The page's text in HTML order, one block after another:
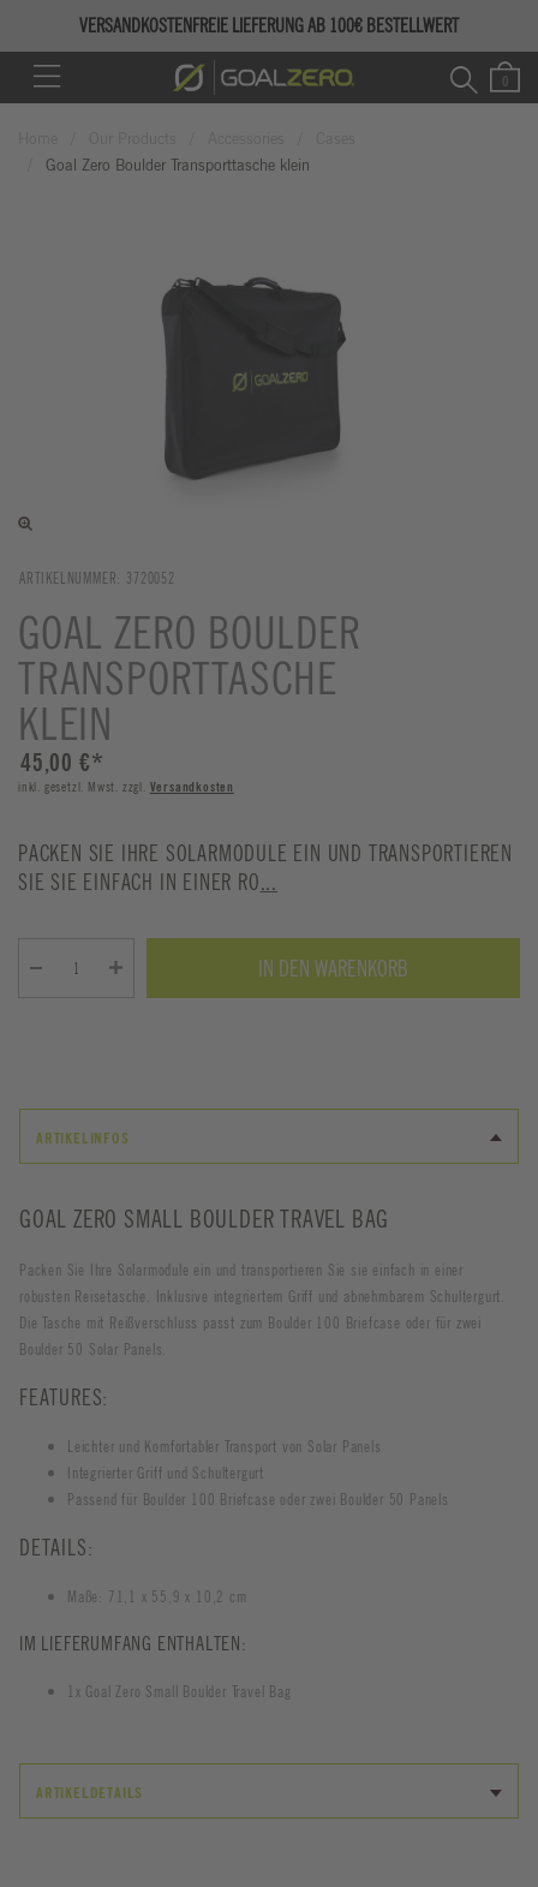
VERSANDKOSTENFREIE LIEFERUNG AB 100€ BESTELLWERT
Goal Zero Boulder Transporttasche klein
ARTIKELNUMMER: 3720052
GOAL ZERO BOULDER
TRANSPORTTASCHE
KLEIN
45,00 €*
inkl. gesetzl. Mwst. zzgl. Versandkosten
PACKEN SIE IHRE SOLARMODULE EIN UND TRANSPORTIEREN
SIE SIE EINFACH IN EINER RO...
IN DEN WARENKORB
ARTIKELINFOS
GOAL ZERO SMALL BOULDER TRAVEL BAG
Packen Sie Ihre Solarmodule ein und transportieren Sie sie einfach in einer
robusten Reisetasche. Inklusive integriertem Griff und abnehmbarem Schultergurt.
Die Tasche mit Reißverschluss passt zum Boulder 100 Briefcase oder für zwei
Boulder 50 Solar Panels.
FEATURES:
Leichter und Komfortabler Transport von Solar Panels
Integrierter Griff und Schultergurt
Passend für Boulder 100 Briefcase oder zwei Boulder 50 Panels
DETAILS:
Maße: 71,1 x 55,9 x 10,2 cm
IM LIEFERUMFANG ENTHALTEN:
1x Goal Zero Small Boulder Travel Bag
ARTIKELDETAILS